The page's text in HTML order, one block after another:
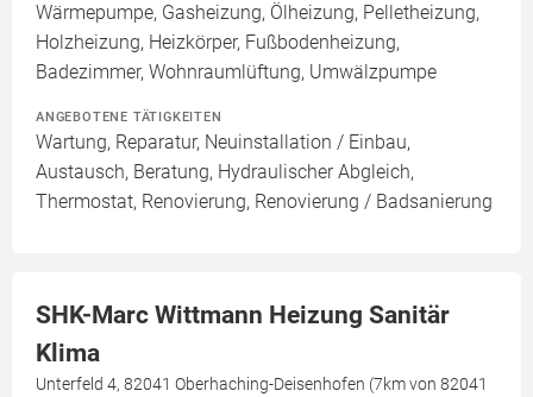
Wärmepumpe, Gasheizung, Ölheizung, Pelletheizung,
Holzheizung, Heizkörper, Fußbodenheizung,
Badezimmer, Wohnraumlüftung, Umwälzpumpe
ANGEBOTENE TÄTIGKEITEN
Wartung, Reparatur, Neuinstallation / Einbau,
Austausch, Beratung, Hydraulischer Abgleich,
Thermostat, Renovierung, Renovierung / Badsanierung
SHK-Marc Wittmann Heizung Sanitär
Klima
Unterfeld 4, 82041 Oberhaching-Deisenhofen (7km von 82041